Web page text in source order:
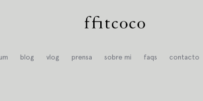
blog vlog prensa sobre mi faqs contacto